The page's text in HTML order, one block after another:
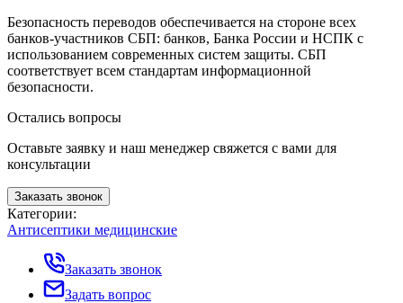
Безопасность переводов обеспечивается на стороне всех
банков-участников СБП: банков, Банка России и НСПК с
использованием современных систем защиты. СБП
соответствует всем стандартам информационной
безопасности.
Остались вопросы
Оставьте заявку и наш менеджер свяжется с вами для
консультации
Заказать звонок
Категории:
Антисептики медицинские
Заказать звонок
Задать вопрос